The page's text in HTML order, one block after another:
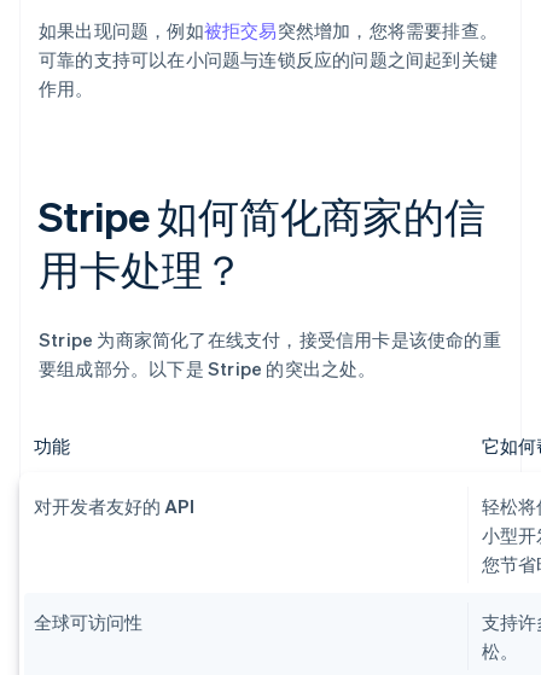
如果出现问题，例如被拒交易突然增加，您将需要排查。
可靠的支持可以在小问题与连锁反应的问题之间起到关键
作用。
Stripe 如何简化商家的信
用卡处理？
Stripe 为商家简化了在线支付，接受信用卡是该使命的重
要组成部分。以下是 Stripe 的突出之处。
功能 它如
对开发者友好的 API
轻松
小型
您节
全球可访问性
支持
松。